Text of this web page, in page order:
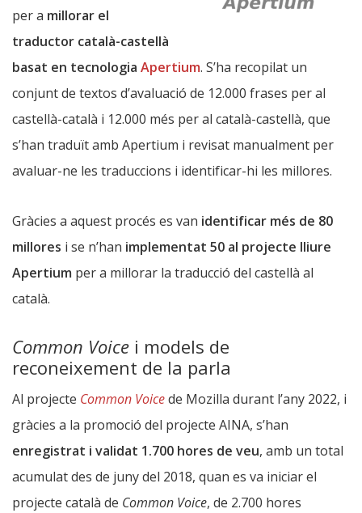
per a millorar el
traductor català-castellà
basat en tecnologia Apertium. S’ha recopilat un
conjunt de textos d’avaluació de 12.000 frases per al
castellà-català i 12.000 més per al català-castellà, que
s’han traduït amb Apertium i revisat manualment per
avaluar-ne les traduccions i identificar-hi les millores.
Gràcies a aquest procés es van identificar més de 80
millores i se n’han implementat 50 al projecte lliure
Apertium per a millorar la traducció del castellà al
català.
Common Voice i models de
reconeixement de la parla
Al projecte Common Voicede Mozilla durant l’any 2022, i
gràcies a la promoció del projecte AINA, s’han
enregistrat i validat 1.700 hores de veu, amb un total
acumulat des de juny del 2018, quan es va iniciar el
projecte català de Common Voice, de 2.700 hores